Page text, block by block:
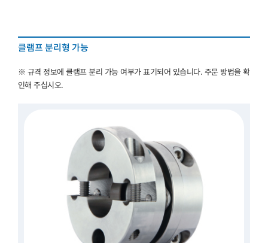
클램프 분리형 가능
※ 규격 정보에 클램프 분리 가능 여부가 표기되어 있습니다. 주문 방법을 확
인해 주십시오.